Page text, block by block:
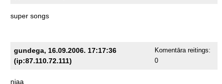
super songs
gundega, 16.09.2006. 17:17:36
(ip:87.110.72.111)
Komentāra reitings:
0
njaa